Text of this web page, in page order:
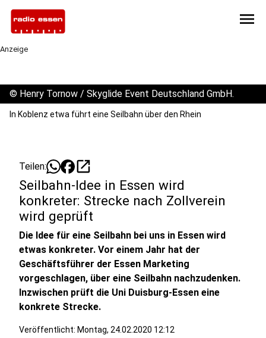
menu
Anzeige
© Henry Tornow / Skyglide Event Deutschland GmbH.
In Koblenz etwa führt eine Seilbahn über den Rhein
Teilen: open_in_new
Seilbahn-Idee in Essen wird
konkreter: Strecke nach Zollverein
wird geprüft
Die Idee für eine Seilbahn bei uns in Essen wird
etwas konkreter. Vor einem Jahr hat der
Geschäftsführer der Essen Marketing
vorgeschlagen, über eine Seilbahn nachzudenken.
Inzwischen prüft die Uni Duisburg-Essen eine
konkrete Strecke.
Veröffentlicht: Montag, 24.02.2020 12:12